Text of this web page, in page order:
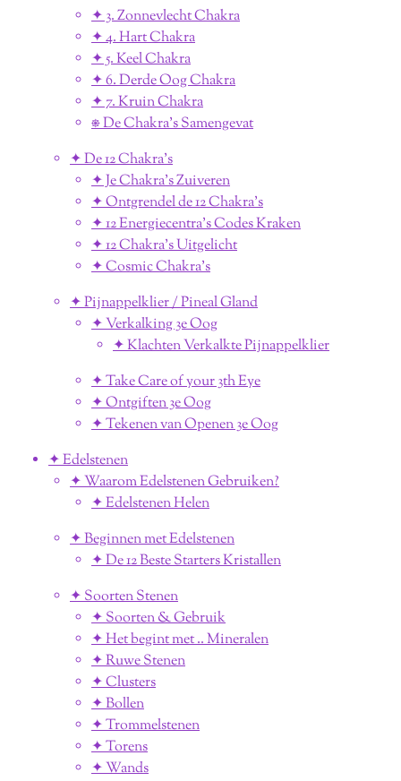
✦ 3. Zonnevlecht Chakra
✦ 4. Hart Chakra
✦ 5. Keel Chakra
✦ 6. Derde Oog Chakra
✦ 7. Kruin Chakra
⎈ De Chakra's Samengevat
✦ De 12 Chakra's
✦ Je Chakra's Zuiveren
✦ Ontgrendel de 12 Chakra's
✦ 12 Energiecentra's Codes Kraken
✦ 12 Chakra's Uitgelicht
✦ Cosmic Chakra's
✦ Pijnappelklier / Pineal Gland
✦ Verkalking 3e Oog
✦ Klachten Verkalkte Pijnappelklier
✦ Take Care of your 3th Eye
✦ Ontgiften 3e Oog
✦ Tekenen van Openen 3e Oog
✦ Edelstenen
✦ Waarom Edelstenen Gebruiken?
✦ Edelstenen Helen
✦ Beginnen met Edelstenen
✦ De 12 Beste Starters Kristallen
✦ Soorten Stenen
✦ Soorten & Gebruik
✦ Het begint met .. Mineralen
✦ Ruwe Stenen
✦ Clusters
✦ Bollen
✦ Trommelstenen
✦ Torens
✦ Wands